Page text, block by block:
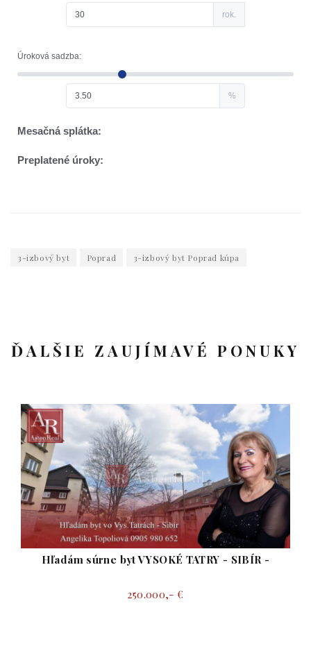
3-izbový byt Poprad 3-izbový byt Poprad kúpa
ĎALŠIE ZAUJÍMAVÉ PONUKY
Hľadám súrne byt VYSOKÉ TATRY - SIBÍR -
250.000,- €